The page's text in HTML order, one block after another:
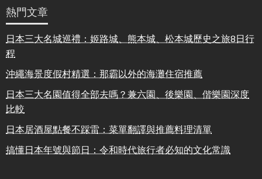
熱門文章
日本三大名城巡禮：姬路城、熊本城、松本城歷史之旅8日行
程
沖繩海景度假村精選：那霸以外的海灘住宿推薦
日本三大名園值得全部去嗎？兼六園、後樂園、偕樂園深度
比較
日本居酒屋點餐不踩雷：菜單翻譯與推薦料理清單
搞懂日本年號與節日：令和時代旅行者必知的文化常識